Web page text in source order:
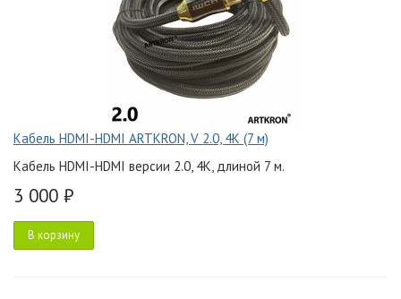
Кабель HDMI-HDMI ARTKRON, V 2.0, 4K (7 м)
Кабель HDMI-HDMI версии 2.0, 4K, длиной 7 м.
3 000 ₽
В корзину